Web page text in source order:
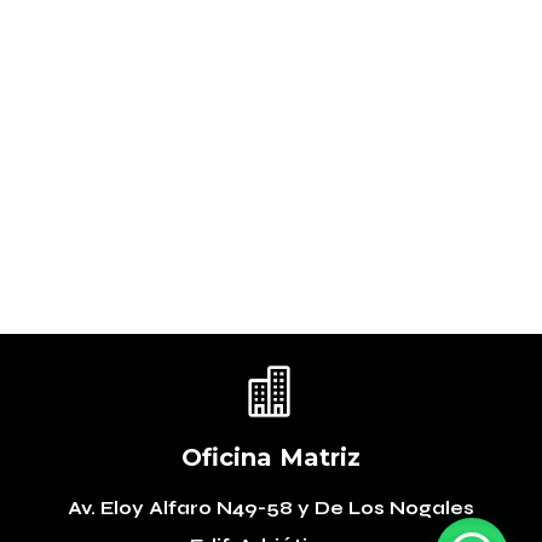

Oficina Matriz
Av. Eloy Alfaro N49-58 y De Los Nogales